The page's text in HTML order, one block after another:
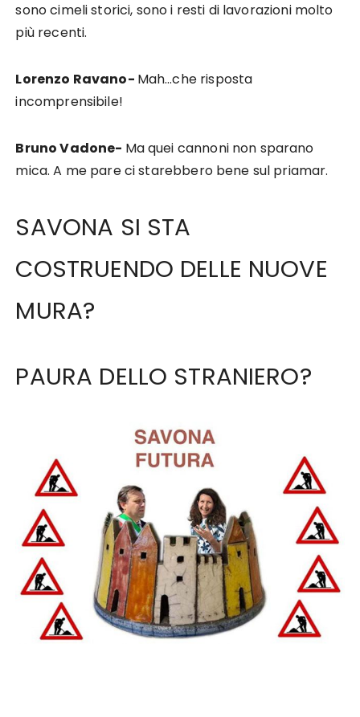
sono cimeli storici, sono i resti di lavorazioni molto
più recenti.
Lorenzo Ravano- Mah…che risposta
incomprensibile!
Bruno Vadone- Ma quei cannoni non sparano
mica. A me pare ci starebbero bene sul priamar.
SAVONA SI STA
COSTRUENDO DELLE NUOVE
MURA?
PAURA DELLO STRANIERO?